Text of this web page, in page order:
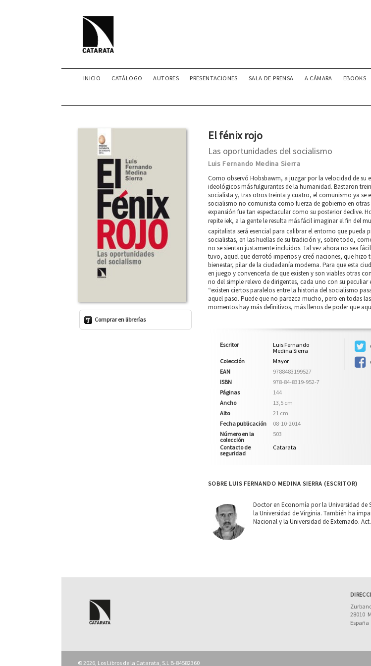
INICIO CATÁLOGO AUTORES PRESENTACIONES SALA DE PRENSA A CÁMARA EBOOKS
Comprar en librerías
El fénix rojo
Las oportunidades del socialismo
Luis Fernando Medina Sierra
Como observó Hobsbawm, a juzgar por la velocidad de su
ideológicos más fulgurantes de la humanidad. Bastaron
socialista y, tras otros treinta y cuatro, el comunismo ya se
socialismo no comunista como fuerza de gobierno en
expansión fue tan espectacular como su posterior declive.
repite iek, a la gente le resulta más fácil imaginar el fin
capitalista será esencial para calibrar el entorno que
socialistas, en las huellas de su tradición y, sobre todo,
no se sientan justamente incluidos. Tal vez ahora no sea
tuvo, aquel que derrotó imperios y creó naciones, que
bienestar, pilar de la ciudadanía moderna. Para que esta
en juego y convencerla de que existen y son viables otras
no del simple relevo de dirigentes, cada uno con su
“existen ciertos paralelos entre la historia del socialismo
aquel paso. Puede que no parezca mucho, pero en todas
momentos hay más definitivos, más llenos de poder que
Escritor
Luis Fernando
Medina Sierra
Colección
Mayor
EAN
9788483199527
ISBN
978-84-8319-952-7
Páginas
144
Ancho
13,5 cm
Alto
21 cm
Fecha publicación
08-10-2014
Número en la
colección
503
Contacto de
seguridad
Catarata
SOBRE LUIS FERNANDO MEDINA SIERRA (ESCRITOR)
Doctor en Economía por la Universidad de
la Universidad de Virginia. También ha
Nacional y la Universidad de Externado.
28010
España
© 2026, Los Libros de la Catarata, S.L B-84582360